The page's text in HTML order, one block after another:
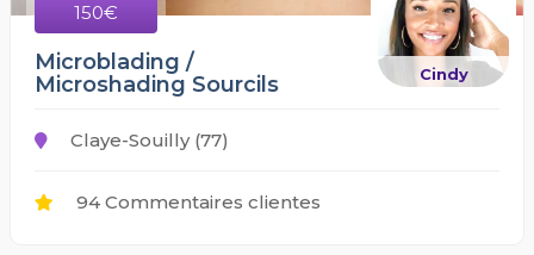
150€
Cindy
Microblading /
Microshading Sourcils
Claye-Souilly (77)
94 Commentaires clientes